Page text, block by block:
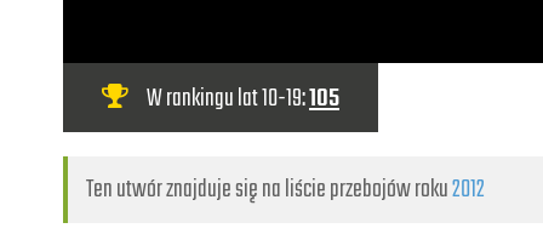
W rankingu lat 10-19:105
Ten utwór znajduje się na liście przebojów roku2012